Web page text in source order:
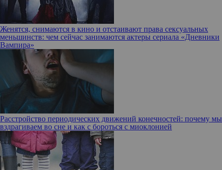
Женятся, снимаются в кино и отстаивают права сексуальных
меньшинств: чем сейчас занимаются актеры сериала «Дневники
Вампира»
Расстройство периодических движений конечностей: почему мы
вздрагиваем во сне и как с бороться с миоклонией